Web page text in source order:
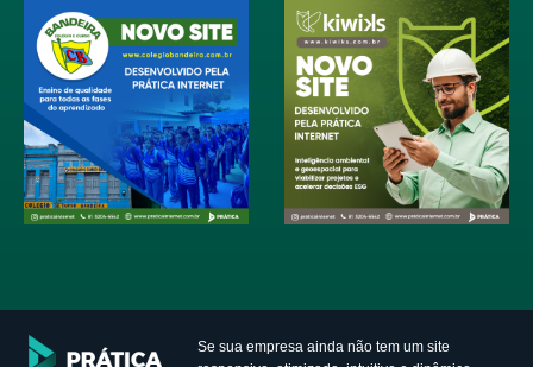
Se sua empresa ainda não tem um site